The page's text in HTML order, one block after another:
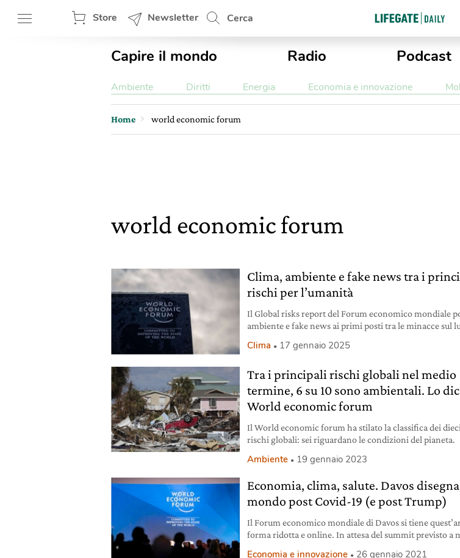
Store Newsletter Cerca
Capire il mondo Radio Podcast
Ambiente Diritti Energia Economia e innovazione
Home world economic forum
world economic forum
Clima, ambiente e fake news tra i
rischi per l’umanità
Il Global risks report del Forum economico mondiale
ambiente e fake news ai primi posti tra le minacce sul
Clima 17 gennaio 2025
Tra i principali rischi globali nel medio
termine, 6 su 10 sono ambientali. Lo
World economic forum
Il World economic forum ha stilato la classifica dei
rischi globali: sei riguardano le condizioni del pianeta.
Ambiente 19 gennaio 2023
Economia, clima, salute. Davos
mondo post Covid-19 (e post Trump)
Il Forum economico mondiale di Davos si tiene
forma ridotta e online. In attesa del summit previsto a
Economia e innovazione 26 gennaio 2021